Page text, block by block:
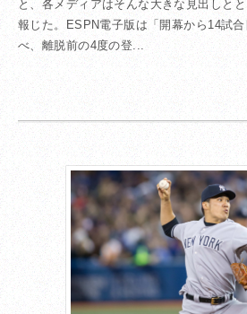
と、各メディアはそんな大きな見出しと
報じた。ESPN電子版は「開幕から14試
べ、離脱前の4度の登...